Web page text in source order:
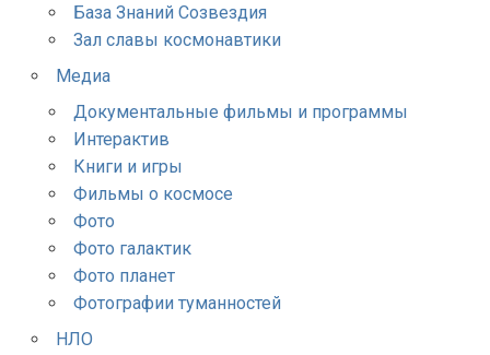
База Знаний Созвездия
Зал славы космонавтики
Медиа
Документальные фильмы и программы
Интерактив
Книги и игры
Фильмы о космосе
Фото
Фото галактик
Фото планет
Фотографии туманностей
НЛО